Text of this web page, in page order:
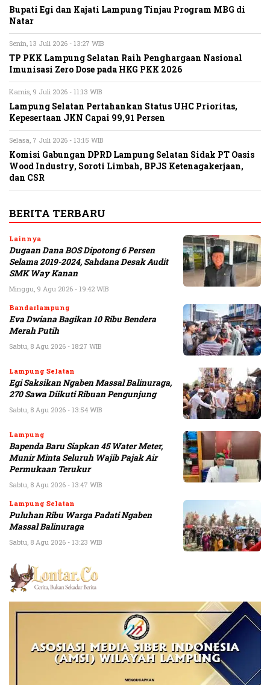
Bupati Egi dan Kajati Lampung Tinjau Program MBG di
Natar
Senin, 13 Juli 2026 - 13:27 WIB
TP PKK Lampung Selatan Raih Penghargaan Nasional
Imunisasi Zero Dose pada HKG PKK 2026
Kamis, 9 Juli 2026 - 11:13 WIB
Lampung Selatan Pertahankan Status UHC Prioritas,
Kepesertaan JKN Capai 99,91 Persen
Selasa, 7 Juli 2026 - 13:15 WIB
Komisi Gabungan DPRD Lampung Selatan Sidak PT Oasis
Wood Industry, Soroti Limbah, BPJS Ketenagakerjaan,
dan CSR
BERITA TERBARU
Lainnya
Dugaan Dana BOS Dipotong 6 Persen
Selama 2019-2024, Sahdana Desak Audit
SMK Way Kanan
Minggu, 9 Agu 2026 - 19:42 WIB
Bandarlampung
Eva Dwiana Bagikan 10 Ribu Bendera
Merah Putih
Sabtu, 8 Agu 2026 - 18:27 WIB
Lampung Selatan
Egi Saksikan Ngaben Massal Balinuraga,
270 Sawa Diikuti Ribuan Pengunjung
Sabtu, 8 Agu 2026 - 13:54 WIB
Lampung
Bapenda Baru Siapkan 45 Water Meter,
Munir Minta Seluruh Wajib Pajak Air
Permukaan Terukur
Sabtu, 8 Agu 2026 - 13:47 WIB
Lampung Selatan
Puluhan Ribu Warga Padati Ngaben
Massal Balinuraga
Sabtu, 8 Agu 2026 - 13:23 WIB